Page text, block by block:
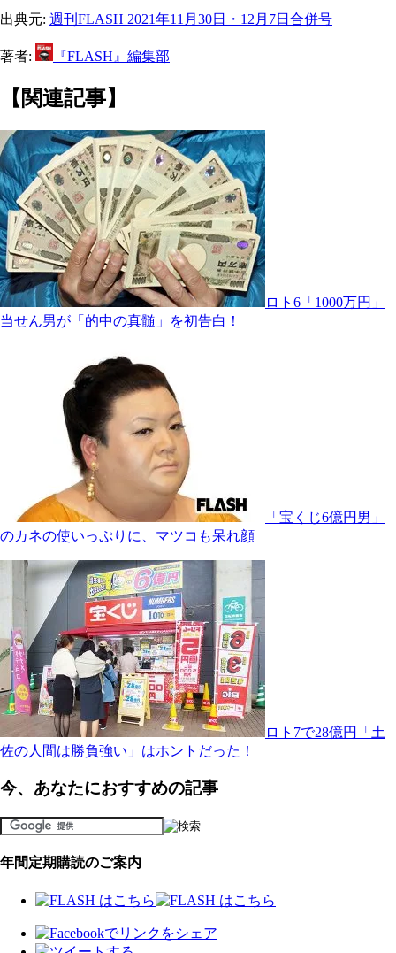
出典元: 週刊FLASH 2021年11月30日・12月7日合併号
著者: 『FLASH』編集部
【関連記事】
ロト6「1000万円」
当せん男が「的中の真髄」を初告白！
「宝くじ6億円男」
のカネの使いっぷりに、マツコも呆れ顔
ロト7で28億円「土
佐の人間は勝負強い」はホントだった！
今、あなたにおすすめの記事
年間定期購読のご案内